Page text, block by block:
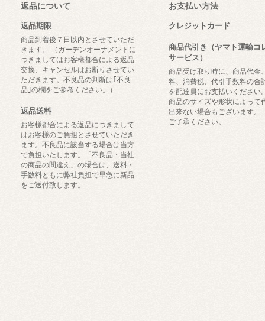
返品について
返品期限
商品到着後７日以内とさせていただ
きます。 （ガーデンオーナメントに
つきましてはお客様都合による返品
交換、キャンセルはお断りさせてい
ただきます。不良品の判断は｢不良
品｣の欄をご参考ください。）
返品送料
お客様都合による返品につきまして
はお客様のご負担とさせていただき
ます。不良品に該当する場合は当方
で負担いたします。「不良品・当社
の商品の間違え」の場合は、送料・
手数料ともに弊社負担で早急に新品
をご送付致します。
お支払い方法
クレジットカード
商品代引き（ヤマト運輸コ
サービス）
商品受け取り時に、商品代金
料、消費税、代引手数料の合
を配達員にお支払いください
商品のサイズや形状によって
出来ない場合もございます。
ご了承ください。